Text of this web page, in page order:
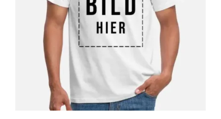
Lieber Gast,
wie kann ich dir weiterhelfen?